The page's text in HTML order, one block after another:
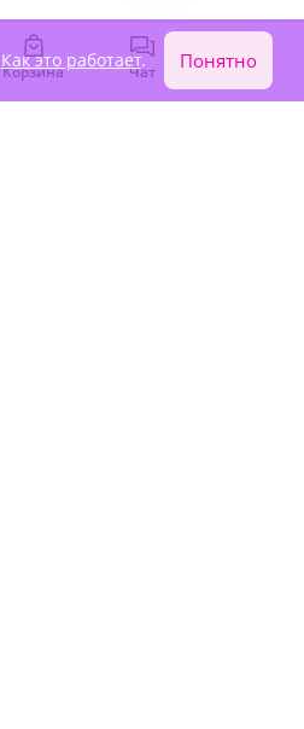
Корзина Чат Войти
Как это работает. Понятно